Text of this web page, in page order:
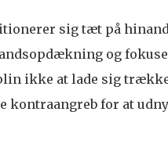
sig tæt på
og
ikke at lade sig
for at